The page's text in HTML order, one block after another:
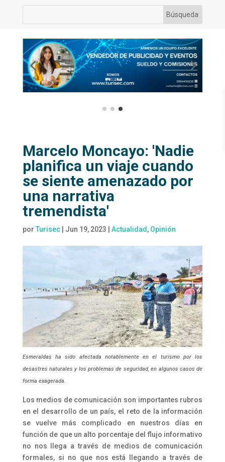
Marcelo Moncayo: 'Nadie
planifica un viaje cuando
se siente amenazado por
una narrativa
tremendista'
por Turisec| Jun 19, 2023 Actualidad , Opinión
Esmeraldas ha sido afectada notablemente en el turismo por los
desastres naturales y los problemas de seguridad, en algunos casos de
forma exagerada.
Los medios de comunicación son importantes rubros
en el desarrollo de un país, el reto de la información
se vuelve más complicado en nuestros días en
función de que un alto porcentaje del flujo informativo
no nos llega a través de medios de comunicación
formales, si no que nos está llegando a través de